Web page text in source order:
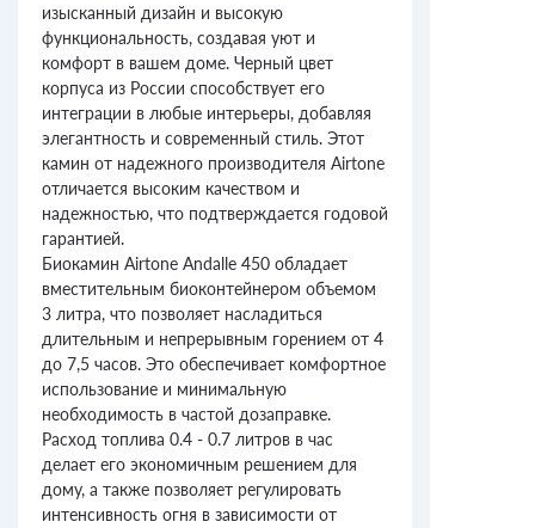
изысканный дизайн и высокую
функциональность, создавая уют и
комфорт в вашем доме. Черный цвет
корпуса из России способствует его
интеграции в любые интерьеры, добавляя
элегантность и современный стиль. Этот
камин от надежного производителя Airtone
отличается высоким качеством и
надежностью, что подтверждается годовой
гарантией.
Биокамин Airtone Andalle 450 обладает
вместительным биоконтейнером объемом
3 литра, что позволяет насладиться
длительным и непрерывным горением от 4
до 7,5 часов. Это обеспечивает комфортное
использование и минимальную
необходимость в частой дозаправке.
Расход топлива 0.4 - 0.7 литров в час
делает его экономичным решением для
дому, а также позволяет регулировать
интенсивность огня в зависимости от